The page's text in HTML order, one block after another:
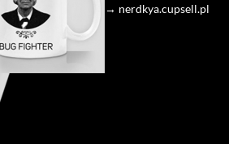
→ nerdkya.cupsell.pl